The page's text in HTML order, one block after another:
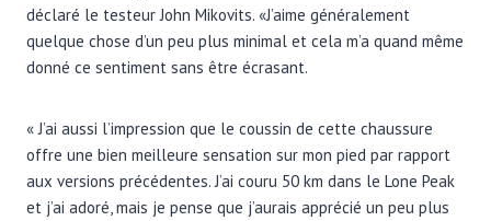
déclaré le testeur John Mikovits. «J’aime généralement
quelque chose d’un peu plus minimal et cela m’a quand même
donné ce sentiment sans être écrasant.
« J’ai aussi l’impression que le coussin de cette chaussure
offre une bien meilleure sensation sur mon pied par rapport
aux versions précédentes. J’ai couru 50 km dans le Lone Peak
et j’ai adoré, mais je pense que j’aurais apprécié un peu plus